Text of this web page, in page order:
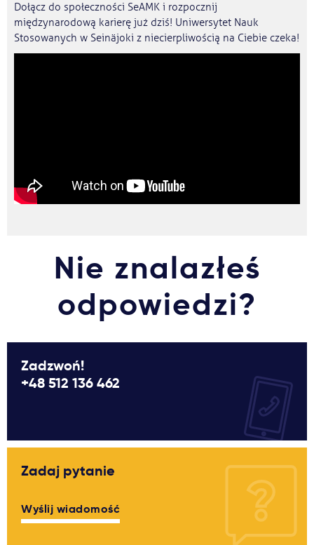
Dołącz do społeczności SeAMK i rozpocznij
międzynarodową karierę już dziś! Uniwersytet Nauk
Stosowanych w Seinäjoki z niecierpliwością na Ciebie czeka!
Nie znalazłeś
odpowiedzi?
Zadzwoń!
+48 512 136 462
Zadaj pytanie
Wyślij wiadomość